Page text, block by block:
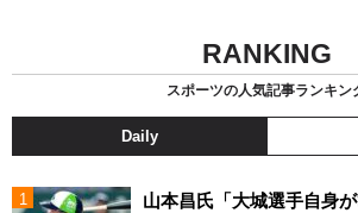
RANKING
スポーツの人気記事ランキン
Daily
山本昌氏「大城選手自身